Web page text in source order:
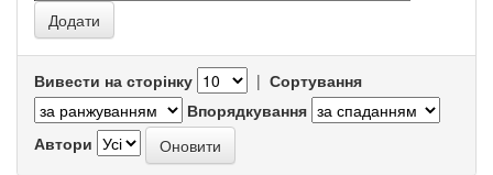
Вивести на сторінку | Сортування
Впорядкування
Автори